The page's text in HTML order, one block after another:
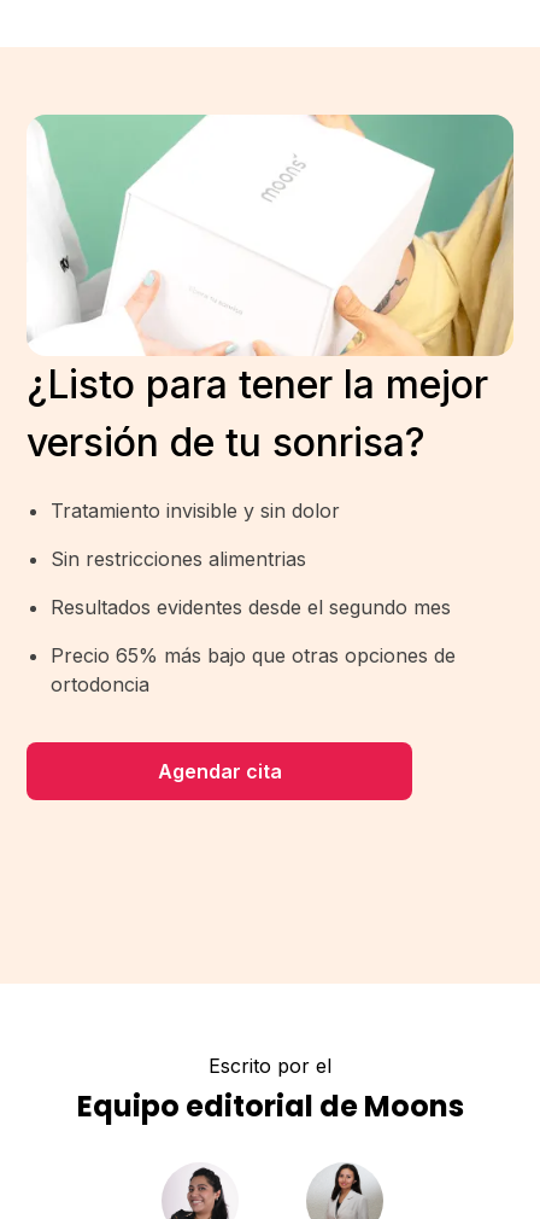
¿Listo para tener la mejor
versión de tu sonrisa?
Tratamiento invisible y sin dolor
Sin restricciones alimentrias
Resultados evidentes desde el segundo mes
Precio 65% más bajo que otras opciones de
ortodoncia
Agendar cita
Escrito por el
Equipo editorial de Moons